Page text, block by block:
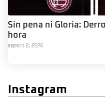
Sin pena ni Gloria:
hora
agosto 2, 2026
Instagram